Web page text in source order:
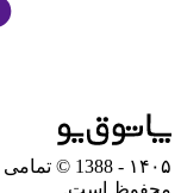
۱۴۰۵
- 1388 ©
محفوظ است.